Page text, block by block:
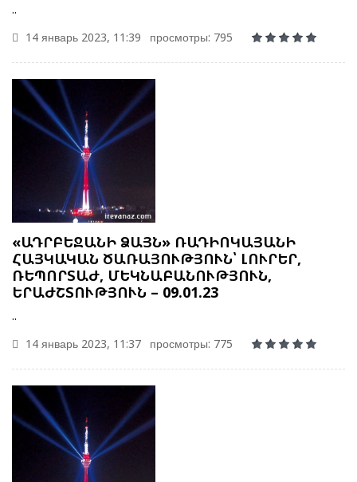
..
14 январь 2023, 11:39
просмотры: 795
«ԱԴՐԲԵՋԱՆԻ ՁԱՅՆ» ՌԱԴԻՈԿԱՅԱՆԻ
ՀԱՅԿԱԿԱՆ ԾԱՌԱՅՈՒԹՅՈՒՆ՝ ԼՈՒՐԵՐ,
ՌԵՊՈՐՏԱԺ, ՄԵԿՆԱԲԱՆՈՒԹՅՈՒՆ,
ԵՐԱԺՇՏՈՒԹՅՈՒՆ – 09.01.23
..
14 январь 2023, 11:37
просмотры: 775